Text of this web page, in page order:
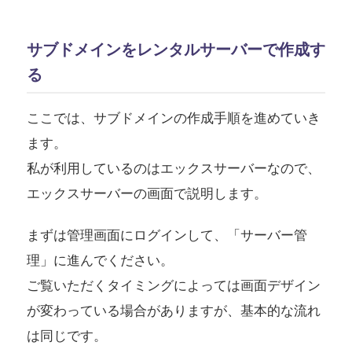
サブドメインをレンタルサーバーで作成す
る
ここでは、サブドメインの作成手順を進めていき
ます。
私が利用しているのはエックスサーバーなので、
エックスサーバーの画面で説明します。
まずは管理画面にログインして、「サーバー管
理」に進んでください。
ご覧いただくタイミングによっては画面デザイン
が変わっている場合がありますが、基本的な流れ
は同じです。